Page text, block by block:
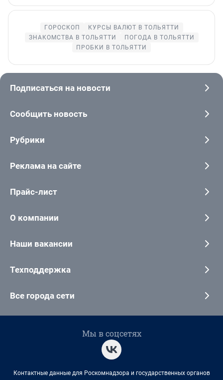
ГОРОСКОП
КУРСЫ ВАЛЮТ В ТОЛЬЯТТИ
ЗНАКОМСТВА В ТОЛЬЯТТИ
ПОГОДА В ТОЛЬЯТТИ
ПРОБКИ В ТОЛЬЯТТИ
Подписаться на новости
Сообщить новость
Рубрики
Реклама на сайте
Прайс-лист
О компании
Наши вакансии
Техподдержка
Все города сети
Мы в соцсетях
Контактные данные для Роскомнадзора и государственных органов